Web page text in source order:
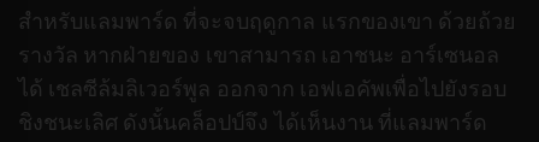
สำหรับแลมพาร์ด ที่จะจบฤดูกาล แรกของเขา ด้วยถ้วย
รางวัล หากฝ่ายของ เขาสามารถ เอาชนะ อาร์เซนอล
ได้ เชลซีล้มลิเวอร์พูล ออกจาก เอฟเอคัพเพื่อไปยังรอบ
ชิงชนะเลิศ ดังนั้นคล็อปป์จึง ได้เห็นงาน ที่แลมพาร์ด